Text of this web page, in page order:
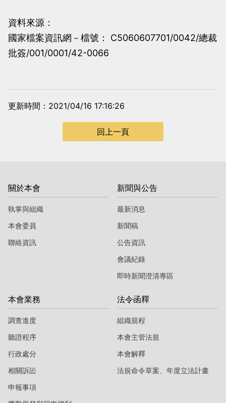
資料來源：
國家檔案資訊網－檔號： C5060607701/0042/總裁
批簽/001/0001/42-0066
更新時間：2021/04/16 17:16:26
回上一頁
關於本會
執掌與組織
本會委員
聯絡資訊
新聞與公告
最新消息
新聞稿
公告資訊
會議紀錄
即時新聞澄清專區
本會業務
調查進度
聽證程序
行政處分
相關訴訟
申報事項
法令函釋
組織規程
本會主管法規
本會解釋
法規命令草案、年度立法計畫